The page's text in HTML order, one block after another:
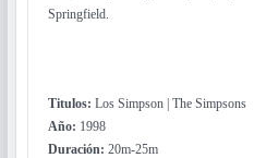
Springfield.
Titulos: Los Simpson | The Simpsons
Año: 1998
Duración: 20m-25m